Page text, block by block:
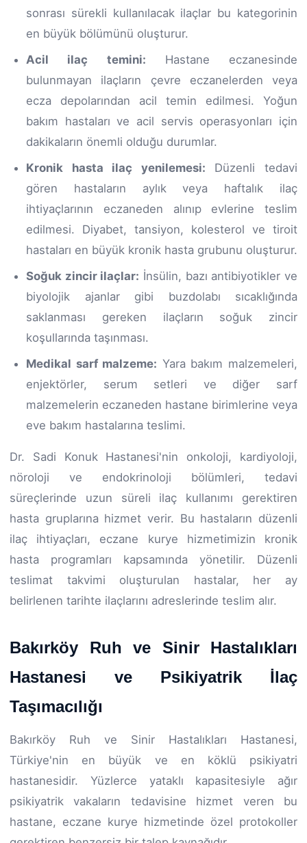
sonrası sürekli kullanılacak ilaçlar bu kategorinin
en büyük bölümünü oluşturur.
Acil ilaç temini: Hastane eczanesinde
bulunmayan ilaçların çevre eczanelerden veya
ecza depolarından acil temin edilmesi. Yoğun
bakım hastaları ve acil servis operasyonları için
dakikaların önemli olduğu durumlar.
Kronik hasta ilaç yenilemesi: Düzenli tedavi
gören hastaların aylık veya haftalık ilaç
ihtiyaçlarının eczaneden alınıp evlerine teslim
edilmesi. Diyabet, tansiyon, kolesterol ve tiroit
hastaları en büyük kronik hasta grubunu oluşturur.
Soğuk zincir ilaçlar: İnsülin, bazı antibiyotikler ve
biyolojik ajanlar gibi buzdolabı sıcaklığında
saklanması gereken ilaçların soğuk zincir
koşullarında taşınması.
Medikal sarf malzeme: Yara bakım malzemeleri,
enjektörler, serum setleri ve diğer sarf
malzemelerin eczaneden hastane birimlerine veya
eve bakım hastalarına teslimi.
Dr. Sadi Konuk Hastanesi'nin onkoloji, kardiyoloji,
nöroloji ve endokrinoloji bölümleri, tedavi
süreçlerinde uzun süreli ilaç kullanımı gerektiren
hasta gruplarına hizmet verir. Bu hastaların düzenli
ilaç ihtiyaçları, eczane kurye hizmetimizin kronik
hasta programları kapsamında yönetilir. Düzenli
teslimat takvimi oluşturulan hastalar, her ay
belirlenen tarihte ilaçlarını adreslerinde teslim alır.
Bakırköy Ruh ve Sinir Hastalıkları
Hastanesi ve Psikiyatrik İlaç
Taşımacılığı
Bakırköy Ruh ve Sinir Hastalıkları Hastanesi,
Türkiye'nin en büyük ve en köklü psikiyatri
hastanesidir. Yüzlerce yataklı kapasitesiyle ağır
psikiyatrik vakaların tedavisine hizmet veren bu
hastane, eczane kurye hizmetinde özel protokoller